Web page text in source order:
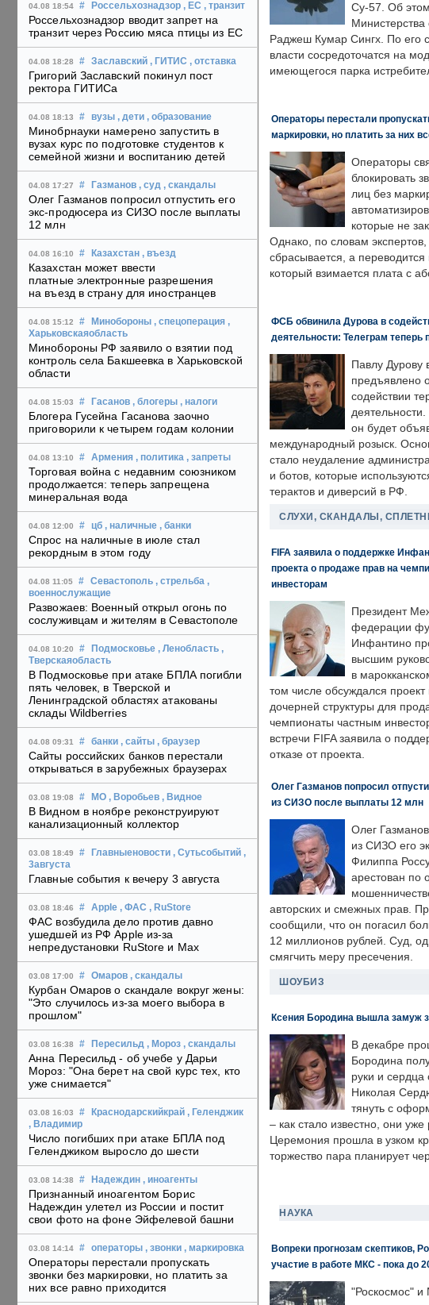
04.08 18:54 # Россельхознадзор , ЕС , транзит
Россельхознадзор вводит запрет на
транзит через Россию мяса птицы из ЕС
04.08 18:28 # Заславский , ГИТИС , отставка
Григорий Заславский покинул пост
ректора ГИТИСа
04.08 18:13 # вузы , дети , образование
Минобрнауки намерено запустить в
вузах курс по подготовке студентов к
семейной жизни и воспитанию детей
04.08 17:27 # Газманов , суд , скандалы
Олег Газманов попросил отпустить его
экс-продюсера из СИЗО после выплаты
12 млн
04.08 16:10 # Казахстан , въезд
Казахстан может ввести
платные электронные разрешения
на въезд в страну для иностранцев
04.08 15:12 # Минобороны , спецоперация ,
Харьковскаяобласть
Минобороны РФ заявило о взятии под
контроль села Бакшеевка в Харьковской
области
04.08 15:03 # Гасанов , блогеры , налоги
Блогера Гусейна Гасанова заочно
приговорили к четырем годам колонии
04.08 13:10 # Армения , политика , запреты
Торговая война с недавним союзником
продолжается: теперь запрещена
минеральная вода
04.08 12:00 # цб , наличные , банки
Спрос на наличные в июле стал
рекордным в этом году
04.08 11:05 # Севастополь , стрельба ,
военнослужащие
Развожаев: Военный открыл огонь по
сослуживцам и жителям в Севастополе
04.08 10:20 # Подмосковье , Ленобласть ,
Тверскаяобласть
В Подмосковье при атаке БПЛА погибли
пять человек, в Тверской и
Ленинградской областях атакованы
склады Wildberries
04.08 09:31 # банки , сайты , браузер
Сайты российских банков перестали
открываться в зарубежных браузерах
03.08 19:08 # МО , Воробьев , Видное
В Видном в ноябре реконструируют
канализационный коллектор
03.08 18:49 # Главныеновости , Сутьсобытий ,
3августа
Главные события к вечеру 3 августа
03.08 18:46 # Apple , ФАС , RuStore
ФАС возбудила дело против давно
ушедшей из РФ Apple из-за
непредустановки RuStore и Max
03.08 17:00 # Омаров , скандалы
Курбан Омаров о скандале вокруг жены:
"Это случилось из-за моего выбора в
прошлом"
03.08 16:38 # Пересильд , Мороз , скандалы
Анна Пересильд - об учебе у Дарьи
Мороз: "Она берет на свой курс тех, кто
уже снимается"
03.08 16:03 # Краснодарскийкрай , Геленджик
, Владимир
Число погибших при атаке БПЛА под
Геленджиком выросло до шести
03.08 14:38 # Надеждин , иноагенты
Признанный иноагентом Борис
Надеждин улетел из России и постит
свои фото на фоне Эйфелевой башни
03.08 14:14 # операторы , звонки , маркировка
Операторы перестали пропускать
звонки без маркировки, но платить за
них все равно приходится
Су-57. Об
Раджеш Кумар Сингх. По его
власти сосредоточатся на
имеющегося парка
Операторы перестали
маркировки, но платить за них
Операторы
блокировать
лиц без
которые не
Однако, по словам
сбрасывается, а переводится
который взимается плата с
ФСБ обвинила Дурова в
деятельности: Телеграм теперь
Павлу Дурову
предъявлено
содействии
он будет
международный розыск.
стало неудаление
и ботов, которые
терактов и диверсий в РФ.
СЛУХИ, СКАНДАЛЫ,
FIFA заявила о поддержке
проекта о продаже прав на
инвесторам
Президент
федерации
Инфантино
высшим
в
том числе обсуждался
дочерней структуры для
чемпионаты частным
встречи FIFA заявила о
отказе от проекта.
Олег Газманов попросил
из СИЗО после выплаты 12 млн
Олег
из СИЗО его
Филиппа
арестован по
авторских и смежных прав.
сообщили, что он погасил
12 миллионов рублей. Суд,
смягчить меру пресечения.
ШОУБИЗ
Ксения Бородина вышла замуж
В декабре
Бородина
руки и сердца
Николая
тянуть с
– как стало известно, они уже
Церемония прошла в узком
торжество пара планирует
НАУКА
Вопреки прогнозам скептиков,
участие в работе МКС - пока до
"Роскосмос" и